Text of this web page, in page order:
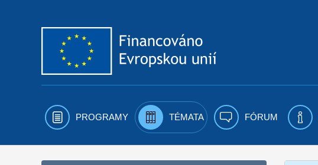
PROGRAMY TÉMATA FÓRUM